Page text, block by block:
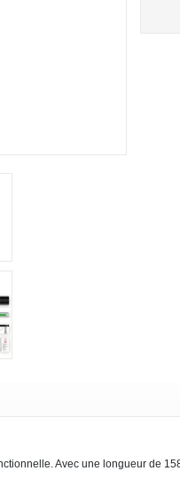
Avec une longueur de